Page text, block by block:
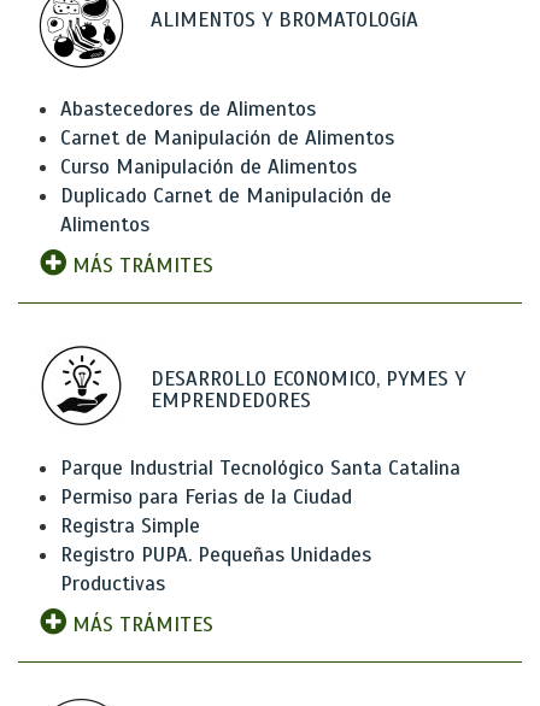
ALIMENTOS Y BROMATOLOGíA
Abastecedores de Alimentos
Carnet de Manipulación de Alimentos
Curso Manipulación de Alimentos
Duplicado Carnet de Manipulación de
Alimentos
MÁS TRÁMITES
DESARROLLO ECONOMICO, PYMES Y
EMPRENDEDORES
Parque Industrial Tecnológico Santa Catalina
Permiso para Ferias de la Ciudad
Registra Simple
Registro PUPA. Pequeñas Unidades
Productivas
MÁS TRÁMITES